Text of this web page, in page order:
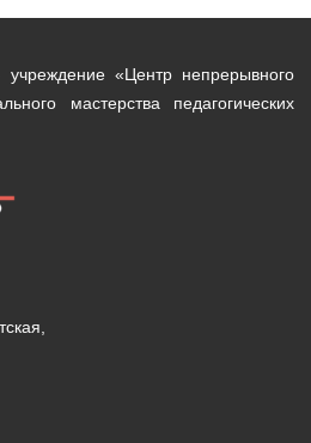
учреждение «Центр непрерывного
мастерства педагогических